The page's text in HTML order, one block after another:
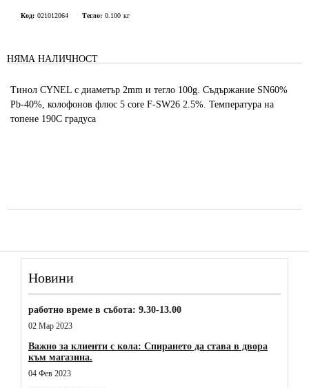
Код: 021012064 Тегло: 0.100 кг
НЯМА НАЛИЧНОСТ
Тинол CYNEL с диаметър 2mm и тегло 100g. Съдържание SN60%
Pb-40%, колофонов флюс 5 core F-SW26 2.5%. Температура на
топене 190C градуса
Новини
работно време в събота: 9.30-13.00
02 Мар 2023
Важно за клиенти с кола: Спирането да става в двора
към магазина.
04 Фев 2023